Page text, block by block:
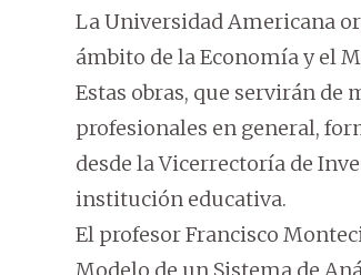
La Universidad Americana
ámbito de la Economía y el
Estas obras, que servirán de
profesionales en general,
desde la Vicerrectoría de
institución educativa.
El profesor Francisco